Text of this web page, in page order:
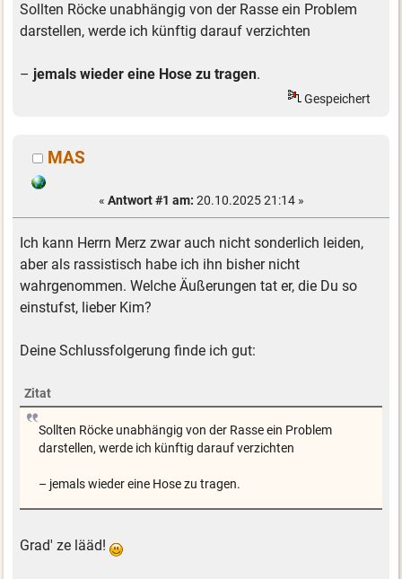
Sollten Röcke unabhängig von der Rasse ein Problem
darstellen, werde ich künftig darauf verzichten
– jemals wieder eine Hose zu tragen.
Gespeichert
MAS
« Antwort #1 am: 20.10.2025 21:14 »
Ich kann Herrn Merz zwar auch nicht sonderlich leiden,
aber als rassistisch habe ich ihn bisher nicht
wahrgenommen. Welche Äußerungen tat er, die Du so
einstufst, lieber Kim?
Deine Schlussfolgerung finde ich gut:
Zitat
Sollten Röcke unabhängig von der Rasse ein Problem
darstellen, werde ich künftig darauf verzichten
– jemals wieder eine Hose zu tragen.
Grad' ze lääd!